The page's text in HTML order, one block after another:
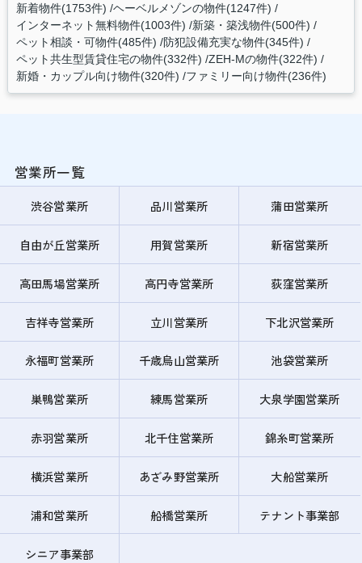
新着物件(1753件) ヘーベルメゾンの物件(1247件)
インターネット無料物件(1003件) 新築・築浅物件(500件)
ペット相談・可物件(485件) 防犯設備充実な物件(345件)
ペット共生型賃貸住宅の物件(332件) ZEH-Mの物件(322件)
新婚・カップル向け物件(320件) ファミリー向け物件(236件)
営業所一覧
渋谷営業所 品川営業所 蒲田営業所
自由が丘営業所 用賀営業所 新宿営業所
高田馬場営業所 高円寺営業所 荻窪営業所
吉祥寺営業所 立川営業所 下北沢営業所
永福町営業所 千歳烏山営業所 池袋営業所
巣鴨営業所 練馬営業所 大泉学園営業所
赤羽営業所 北千住営業所 錦糸町営業所
横浜営業所 あざみ野営業所 大船営業所
浦和営業所 船橋営業所 テナント事業部
シニア事業部